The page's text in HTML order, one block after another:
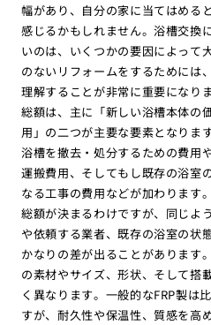
幅があり、自分の家に当てはめる
感じるかもしれません。浴槽交換
いのは、いくつかの要因によって
のないリフォームをするためには
理解することが非常に重要になり
総額は、主に「新しい浴槽本体の
用」の二つが主要な要素となりま
浴槽を撤去・処分するための費用
運搬費用、そしてもし既存の浴室
なる工事の費用などが加わります
総額が決まるわけですが、同じよ
や依頼する業者、既存の浴室の状
かなりの差が出ることがあります
の素材やサイズ、形状、そして搭
く異なります。一般的なFRP製は
すが、耐久性や保温性、質感を高